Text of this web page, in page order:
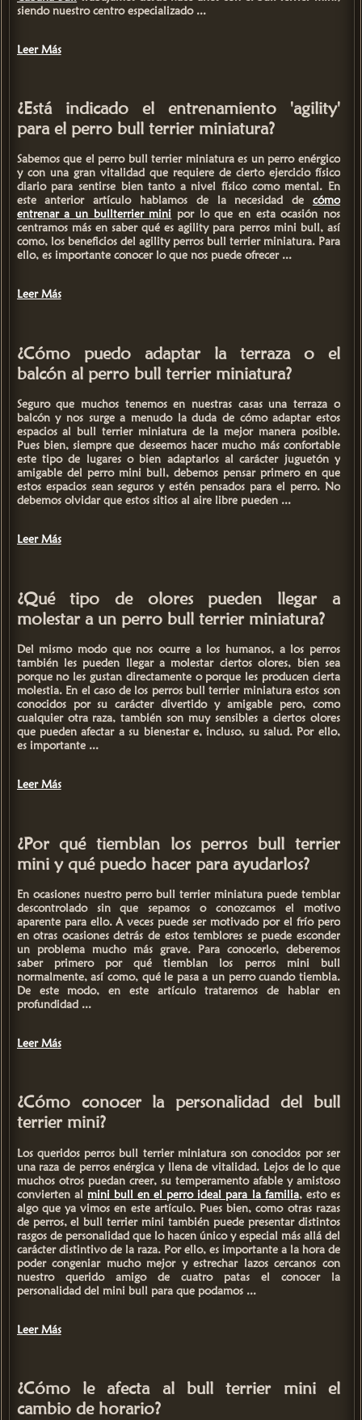
siendo nuestro centro especializado ...
Leer Más
¿Está indicado el entrenamiento 'agility'
para el perro bull terrier miniatura?
Sabemos que el perro bull terrier miniaturaes un perro enérgico
y con una gran vitalidad que requiere de cierto ejercicio físico
diario para sentirse bien tanto a nivel físico como mental. En
este anterior artículo hablamos de la necesidad de cómo
entrenar a un bullterrier mini por lo que en esta ocasión nos
centramos más en saberqué es agility para perros mini bull, así
como, los beneficios del agility perros bull terrier miniatura.Para
ello, es importante conocer lo que nos puede ofrecer ...
Leer Más
¿Cómo puedo adaptar la terraza o el
balcón al perro bull terrier miniatura?
Seguro que muchos tenemos en nuestras casas una terraza o
balcón y nos surge a menudo la duda de cómo adaptar estos
espacios al bull terrier miniaturade la mejor manera posible.
Pues bien, siempre que deseemos hacer mucho más confortable
este tipo de lugares o bien adaptarlos al carácter juguetón y
amigable del perro mini bull, debemos pensar primero en que
estos espacios sean seguros y estén pensados para el perro. No
debemos olvidar que estos sitios al aire libre pueden ...
Leer Más
¿Qué tipo de olores pueden llegar a
molestar a un perro bull terrier miniatura?
Del mismo modo que nos ocurre a los humanos, a los perros
también les pueden llegar a molestar ciertos olores, bien sea
porque no les gustan directamente o porque les producen cierta
molestia. En el caso de los perros bull terrier miniaturaestos son
conocidos por su carácter divertido y amigable pero, como
cualquier otra raza, también son muy sensibles a ciertos olores
que pueden afectar a su bienestar e, incluso, su salud. Por ello,
es importante ...
Leer Más
¿Por qué tiemblan los perros bull terrier
mini y qué puedo hacer para ayudarlos?
En ocasiones nuestro perro bull terrier miniaturapuede temblar
descontrolado sin que sepamos o conozcamos el motivo
aparente para ello. A veces puede ser motivado por el frío pero
en otras ocasiones detrás de estos temblores se puede esconder
un problema mucho más grave. Para conocerlo, deberemos
saber primero por qué tiemblan los perros mini bull
normalmente, así como, qué le pasa a un perro cuando tiembla.
De este modo, en este artículo trataremos de hablar en
profundidad ...
Leer Más
¿Cómo conocer la personalidad del bull
terrier mini?
Los queridos perrosbull terrier miniaturason conocidos por ser
una raza de perros enérgica y llena de vitalidad. Lejos de lo que
muchos otros puedan creer, su temperamento afable y amistoso
convierten al mini bull en el perro ideal para la familia, esto es
algo que ya vimos en este artículo. Pues bien, como otras razas
de perros, el bull terrier mini también puede presentar distintos
rasgos de personalidadque lo hacen único y especial más allá del
carácter distintivo de la raza. Por ello, es importante a la hora de
poder congeniar mucho mejor y estrechar lazos cercanos con
nuestro querido amigo de cuatro patas el conocer la
personalidad del mini bull para que podamos ...
Leer Más
¿Cómo le afecta al bull terrier mini el
cambio de horario?